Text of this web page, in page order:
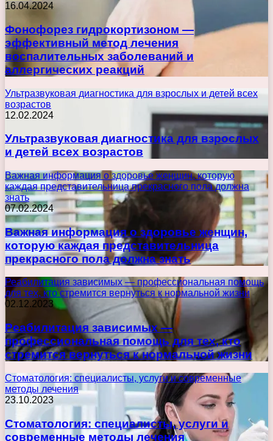
16.04.2024
Фонофорез гидрокортизоном —
эффективный метод лечения
воспалительных заболеваний и
аллергических реакций
Ультразвуковая диагностика для взрослых и детей всех
возрастов
12.02.2024
Ультразвуковая диагностика для взрослых
и детей всех возрастов
Важная информация о здоровье женщин, которую
каждая представительница прекрасного пола должна
знать
07.02.2024
Важная информация о здоровье женщин,
которую каждая представительница
прекрасного пола должна знать
Реабилитация зависимых — профессиональная помощь
для тех, кто стремится вернуться к нормальной жизни
02.12.2023
Реабилитация зависимых —
профессиональная помощь для тех, кто
стремится вернуться к нормальной жизни
Стоматология: специалисты, услуги и современные
методы лечения
23.10.2023
Стоматология: специалисты, услуги и
современные методы лечения